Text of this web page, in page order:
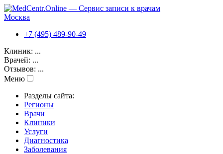
Москва
+7 (495) 489-90-49
Клиник: ...
Врачей: ...
Отзывов: ...
Меню
Разделы сайта:
Регионы
Врачи
Клиники
Услуги
Диагностика
Заболевания